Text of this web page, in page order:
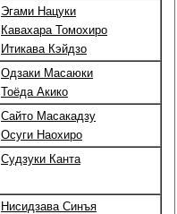
Эгами Нацуки
Кавахара Томохиро
Итикава Кэйдзо
Одзаки Масаюки
Тоёда Акико
Сайто Масакадзу
Осуги Наохиро
Судзуки Канта
Нисидзава Синъя